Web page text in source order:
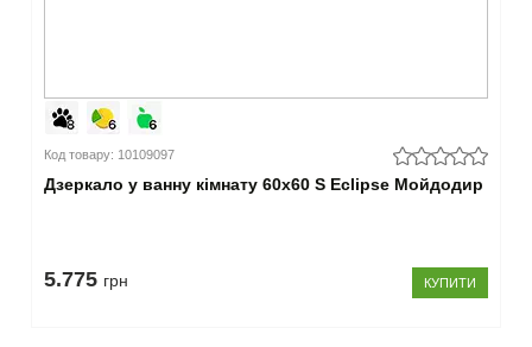
Код товару: 10109097
Дзеркало у ванну кімнату 60х60 S Eclipse Мойдодир
5.775 грн КУПИТИ